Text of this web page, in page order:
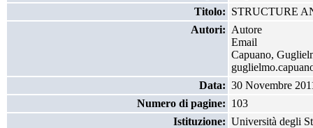
Titolo: STRUCTURE
Autori: Autore
Email
Capuano,
Data: 30 Novembre
Numero di pagine: 103
Istituzione: Università degli